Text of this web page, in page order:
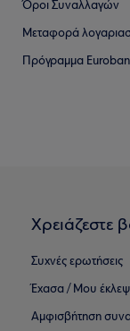
Όροι Συναλλαγών
Μεταφορά
Πρόγραμμα
Χρειάζεστε
Συχνές ερωτήσεις
Έχασα / Μου
Αμφισβήτηση